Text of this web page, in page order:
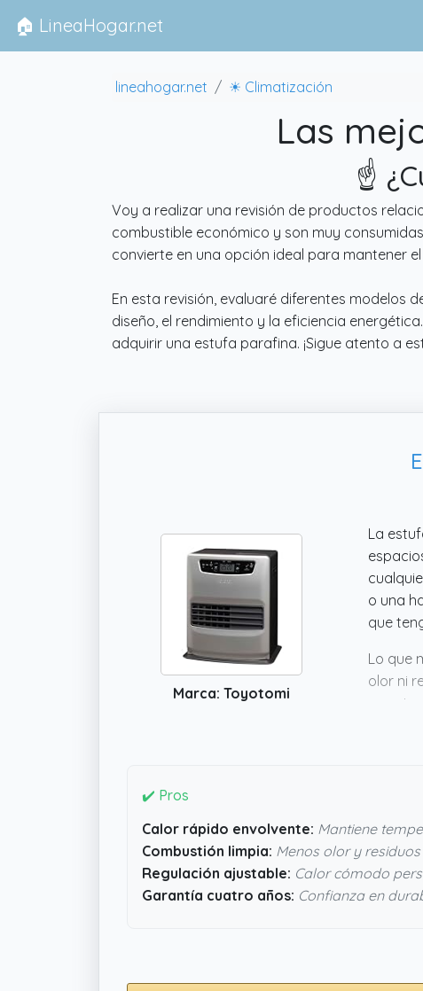
🏠 LineaHogar.net
lineahogar.net ☀ Climatización
Las
☝️
Voy a realizar una revisión de productos
combustible económico y son muy
convierte en una opción ideal para mantener
En esta revisión, evaluaré diferentes modelos
diseño, el rendimiento y la eficiencia
adquirir una estufa parafina. ¡Sigue atento a
Marca: Toyotomi
La
o una
que
Lo que
olor ni
que
✔️ Pros
Calor rápido envolvente: Mantiene
Combustión limpia: Menos olor y residuos
Regulación ajustable: Calor cómodo
Garantía cuatro años: Confianza en